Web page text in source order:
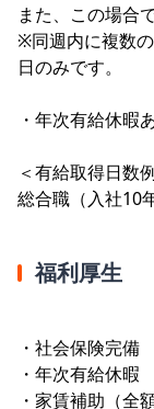
また、この場合
※同週内に複数
日のみです。
・年次有給休暇
＜有給取得日数
総合職（入社10
福利厚生
・社会保険完備
・年次有給休暇
・家賃補助（全